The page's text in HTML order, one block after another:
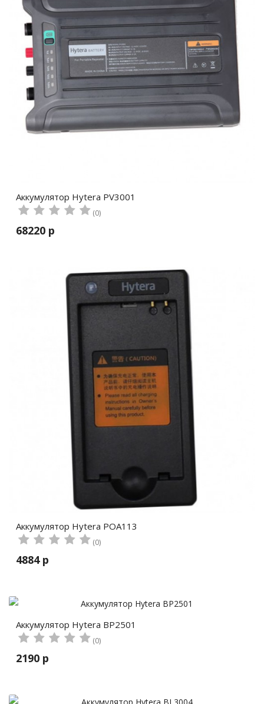
Аккумулятор Hytera PV3001
(0)
68220 р
Аккумулятор Hytera POA113
(0)
4884 р
Аккумулятор Hytera BP2501
(0)
2190 р